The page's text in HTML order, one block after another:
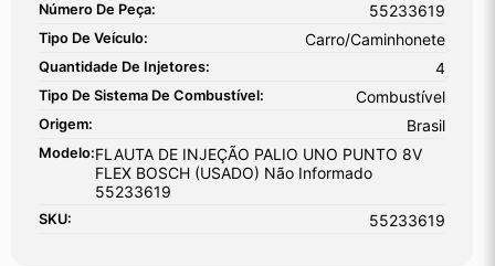
Número De Peça: 55233619
Tipo De Veículo: Carro/Caminhonete
Quantidade De Injetores: 4
Tipo De Sistema De Combustível: Combustível
Origem: Brasil
Modelo:FLAUTA DE INJEÇÃO PALIO UNO PUNTO 8V
FLEX BOSCH (USADO) Não Informado
55233619
SKU: 55233619